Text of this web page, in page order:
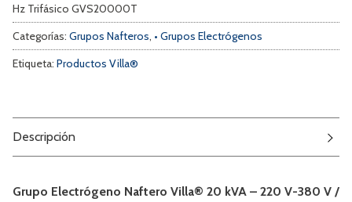
Hz Trifásico GVS20000T
Categorías: Grupos Nafteros, • Grupos Electrógenos
Etiqueta: Productos Villa®
Descripción
Grupo Electrógeno Naftero Villa® 20 kVA – 220 V-380 V /